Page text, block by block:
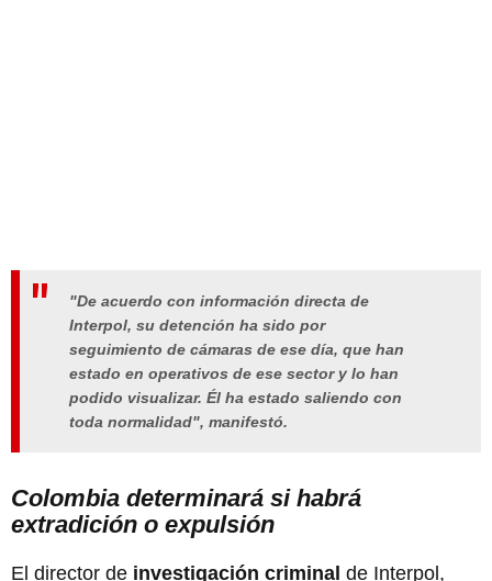
"De acuerdo con información directa de
Interpol, su detención ha sido por
seguimiento de cámaras de ese día, que han
estado en operativos de ese sector y lo han
podido visualizar. Él ha estado saliendo con
toda normalidad", manifestó.
Colombia determinará si habrá
extradición o expulsión
El director de investigación criminal de Interpol,